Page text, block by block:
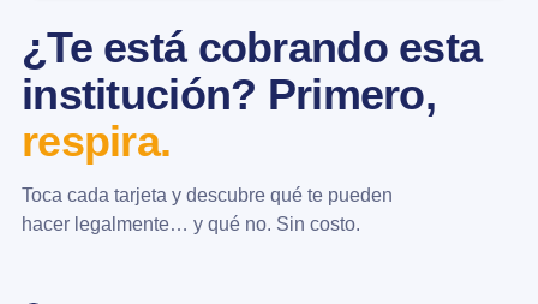
¿Te está cobrando esta
institución? Primero,
respira.
Toca cada tarjeta y descubre qué te pueden
hacer legalmente… y qué no. Sin costo.